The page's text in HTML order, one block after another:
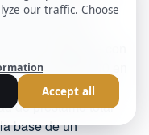
y calcula su
Por ejemplo,
cobrar elegibles con
000) y $200 000 en
anticipo del 50 %
de préstamo total
base de un